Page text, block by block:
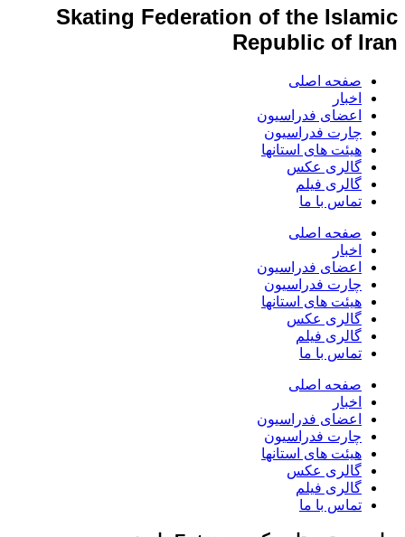
Skating Federation of the Islamic
Republic of Iran
صفحه اصلی
اخبار
اعضای فدراسیون
چارت فدراسیون
هیئت های استانها
گالری عکس
گالری فیلم
تماس با ما
صفحه اصلی
اخبار
اعضای فدراسیون
چارت فدراسیون
هیئت های استانها
گالری عکس
گالری فیلم
تماس با ما
صفحه اصلی
اخبار
اعضای فدراسیون
چارت فدراسیون
هیئت های استانها
گالری عکس
گالری فیلم
تماس با ما